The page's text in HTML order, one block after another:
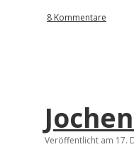
8 Kommentare
Veröffentlicht am 17.